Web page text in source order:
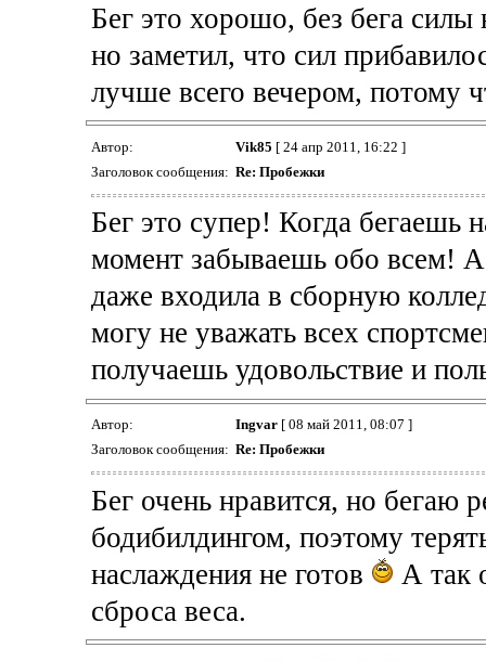
Бег это хорошо, без бега
но заметил, что сил
лучше всего вечером, потому
Автор: Vik85 [ 24 апр 2011, 16:22 ]
Заголовок сообщения: Re: Пробежки
Бег это супер! Когда бегаешь
момент забываешь обо всем! А
даже входила в сборную
могу не уважать всех
получаешь удовольствие и
Автор: Ingvar[ 08 май 2011, 08:07 ]
Заголовок сообщения: Re: Пробежки
Бег очень нравится, но бегаю
бодибилдингом, поэтому
наслаждения не готов
А так
сброса веса.